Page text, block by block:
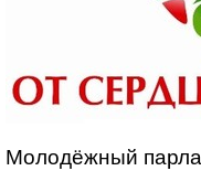
Молодёжный